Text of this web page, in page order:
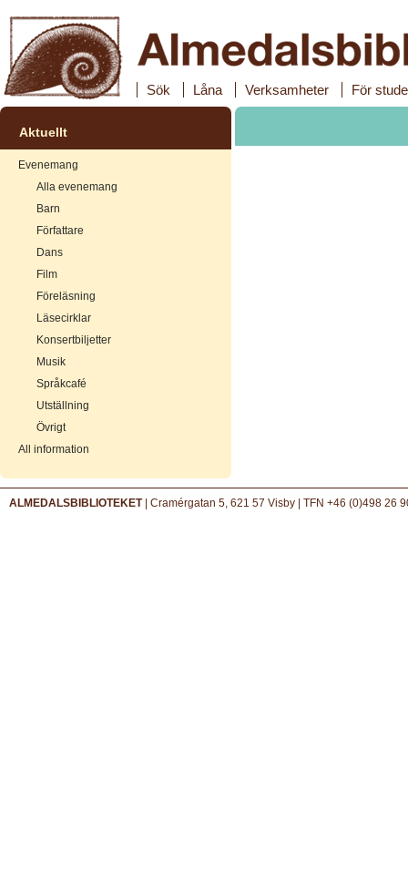
Sök Låna Verksamheter För
Aktuellt
Evenemang
Alla evenemang
Barn
Författare
Dans
Film
Föreläsning
Läsecirklar
Konsertbiljetter
Musik
Språkcafé
Utställning
Övrigt
All information
ALMEDALSBIBLIOTEKET| Cramérgatan 5, 621 57 Visby | TFN +46 (0)498 26